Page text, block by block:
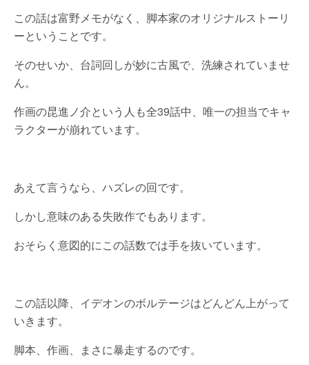
この話は富野メモがなく、脚本家のオリジナルストーリ
ーということです。
そのせいか、台詞回しが妙に古風で、洗練されていませ
ん。
作画の昆進ノ介という人も全39話中、唯一の担当でキャ
ラクターが崩れています。
あえて言うなら、ハズレの回です。
しかし意味のある失敗作でもあります。
おそらく意図的にこの話数では手を抜いています。
この話以降、イデオンのボルテージはどんどん上がって
いきます。
脚本、作画、まさに暴走するのです。